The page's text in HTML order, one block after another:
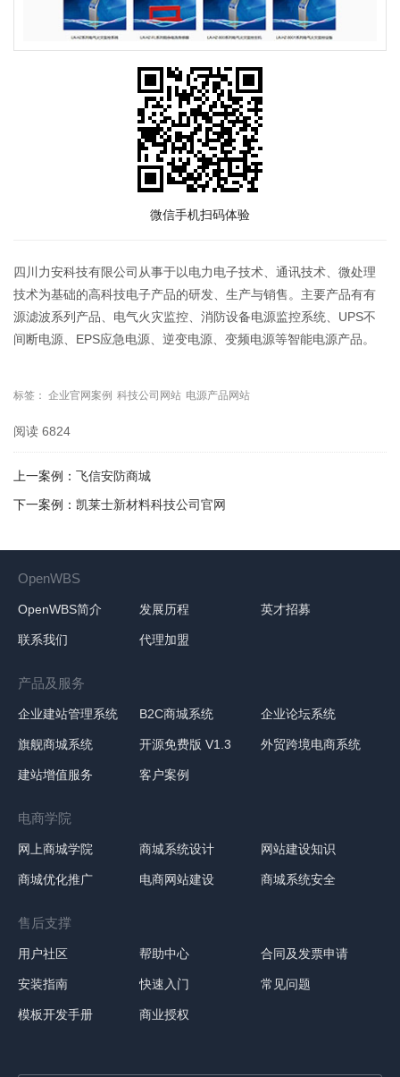
微信手机扫码体验
四川力安科技有限公司从事于以电力电子技术、通讯技术、微处理
技术为基础的高科技电子产品的研发、生产与销售。主要产品有有
源滤波系列产品、电气火灾监控、消防设备电源监控系统、UPS不
间断电源、EPS应急电源、逆变电源、变频电源等智能电源产品。
标签： 企业官网案例 科技公司网站 电源产品网站
阅读 6824
上一案例： 飞信安防商城
下一案例： 凯莱士新材料科技公司官网
OpenWBS
OpenWBS简介 发展历程 英才招募
联系我们 代理加盟
产品及服务
企业建站管理系统 B2C商城系统 企业论坛系统
旗舰商城系统 开源免费版 V1.3 外贸跨境电商系统
建站增值服务 客户案例
电商学院
网上商城学院 商城系统设计 网站建设知识
商城优化推广 电商网站建设 商城系统安全
售后支撑
用户社区 帮助中心 合同及发票申请
安装指南 快速入门 常见问题
模板开发手册 商业授权